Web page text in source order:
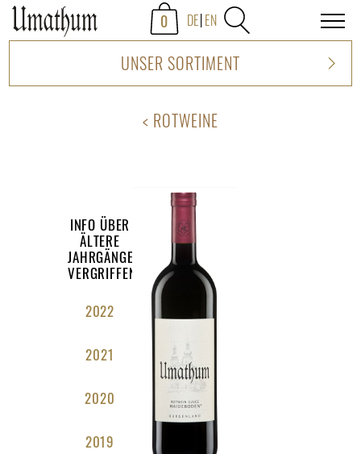
0 DE EN
UNSER SORTIMENT
ROTWEINE
INFO ÜBER
ÄLTERE
JAHRGÄNGE
VERGRIFFEN
2022
2021
2020
2019